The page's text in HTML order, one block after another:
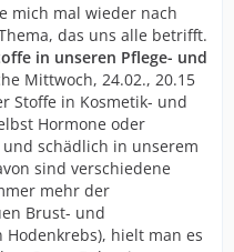
mich mal wieder nach
das uns alle betrifft.
in unseren Pflege- und
Mittwoch, 24.02., 20.15
Stoffe in Kosmetik- und
Hormone oder
schädlich in unserem
sind verschiedene
mehr der
Brust- und
hielt man es